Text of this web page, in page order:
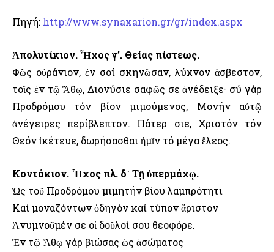
Πηγή: http://www.synaxarion.gr/gr/index.aspx
Ἀπολυτίκιον. Ἦχος γ’. Θείας πίστεως.
Φῶς οὐράνιον, ἐν σοί σκηνῶσαν, λύχνον ἄσβεστον,
τοῖς ἐν τῷ Ἄθῳ, Διονύσιε σαφῶς σε ἀνέδειξε· σύ γάρ
Προδρόμου τόν βίον μιμούμενος, Μονήν αὐτῷ
ἀνέγειρες περίβλεπτον. Πάτερ Ὅσιε, Χριστόν τόν
Θεόν ἱκέτευε, δωρήσασθαι ἡμῖν τό μέγα ἔλεος.
Κοντάκιον. Ἦχος πλ. δ᾿ Τῇ ὑπερμάχῳ.
Ὡς τοῦ Προδρόμου μιμητήν βίου λαμπρότητι
Καί μοναζόντων ὁδηγόν καί τύπον ἄριστον
Ἀνυμνοῦμέν σε οἱ δοῦλοί σου θεοφόρε.
Ἐν τῷ Ἄθῳ γάρ βιώσας ὡς ἀσώματος